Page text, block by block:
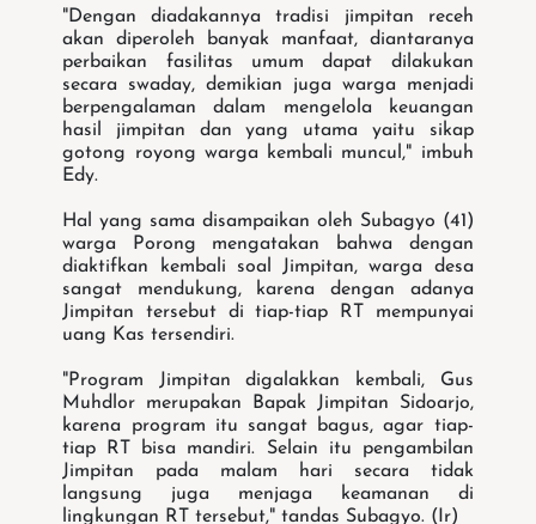
"Dengan diadakannya tradisi jimpitan receh
akan diperoleh banyak manfaat, diantaranya
perbaikan fasilitas umum dapat dilakukan
secara swaday, demikian juga warga menjadi
berpengalaman dalam mengelola keuangan
hasil jimpitan dan yang utama yaitu sikap
gotong royong warga kembali muncul," imbuh
Edy.
Hal yang sama disampaikan oleh Subagyo (41)
warga Porong mengatakan bahwa dengan
diaktifkan kembali soal Jimpitan, warga desa
sangat mendukung, karena dengan adanya
Jimpitan tersebut di tiap-tiap RT mempunyai
uang Kas tersendiri.
"Program Jimpitan digalakkan kembali, Gus
Muhdlor merupakan Bapak Jimpitan Sidoarjo,
karena program itu sangat bagus, agar tiap-
tiap RT bisa mandiri. Selain itu pengambilan
Jimpitan pada malam hari secara tidak
langsung juga menjaga keamanan di
lingkungan RT tersebut," tandas Subagyo. (Ir)